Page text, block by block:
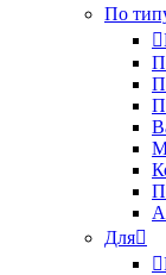
По
Для